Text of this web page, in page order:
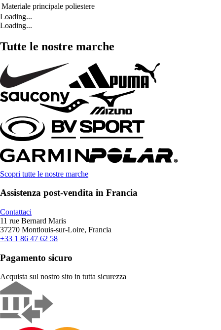
Materiale principale poliestere
Loading...
Loading...
Tutte le nostre marche
Scopri tutte le nostre marche
Assistenza post-vendita in Francia
Contattaci
11 rue Bernard Maris
37270 Montlouis-sur-Loire, Francia
+33 1 86 47 62 58
Pagamento sicuro
Acquista sul nostro sito in tutta sicurezza